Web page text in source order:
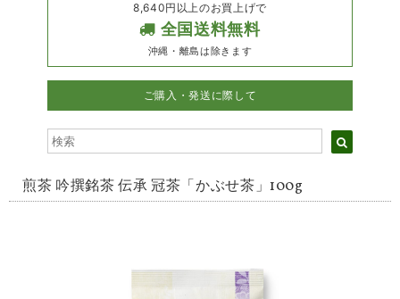
8,640円以上のお買上げで
全国送料無料
沖縄・離島は除きます
ご購入・発送に際して
煎茶 吟撰銘茶 伝承 冠茶「かぶせ茶」100g